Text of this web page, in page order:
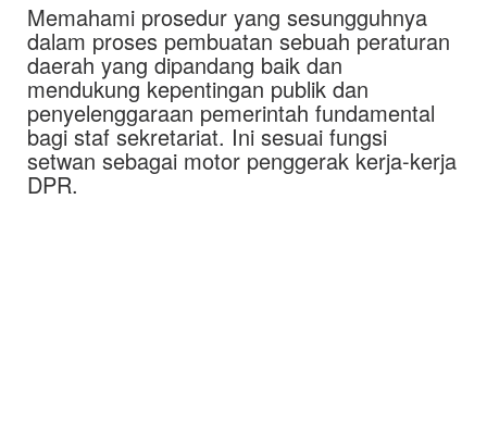
Memahami prosedur yang sesungguhnya
dalam proses pembuatan sebuah peraturan
daerah yang dipandang baik dan
mendukung kepentingan publik dan
penyelenggaraan pemerintah fundamental
bagi staf sekretariat. Ini sesuai fungsi
setwan sebagai motor penggerak kerja-kerja
DPR.